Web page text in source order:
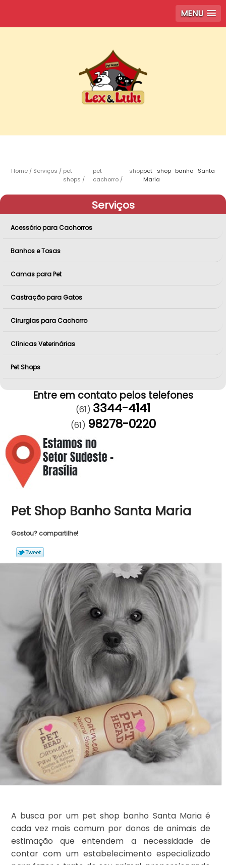
MENU
Home Serviços
pet
shops
pet shop
cachorro
pet shop banho Santa
Maria
Serviços
Acessório para Cachorros
Banhos e Tosas
Camas para Pet
Castração para Gatos
Cirurgias para Cachorro
Clínicas Veterinárias
Pet Shops
Entre em contato pelos telefones
(61) 3344-4141
(61) 98278-0220
Pet Shop Banho Santa Maria
Gostou? compartilhe!
A busca por um pet shop banho Santa Maria é
cada vez mais comum por donos de animais de
estimação que entendem a necessidade de
contar com um estabelecimento especializado